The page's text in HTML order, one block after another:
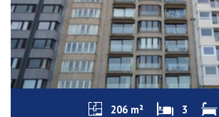
206 m² 3